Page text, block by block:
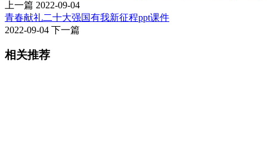
上一篇 2022-09-04
青春献礼二十大强国有我新征程ppt课件
2022-09-04 下一篇
相关推荐